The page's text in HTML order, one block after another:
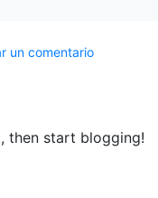
un comentario
then start blogging!